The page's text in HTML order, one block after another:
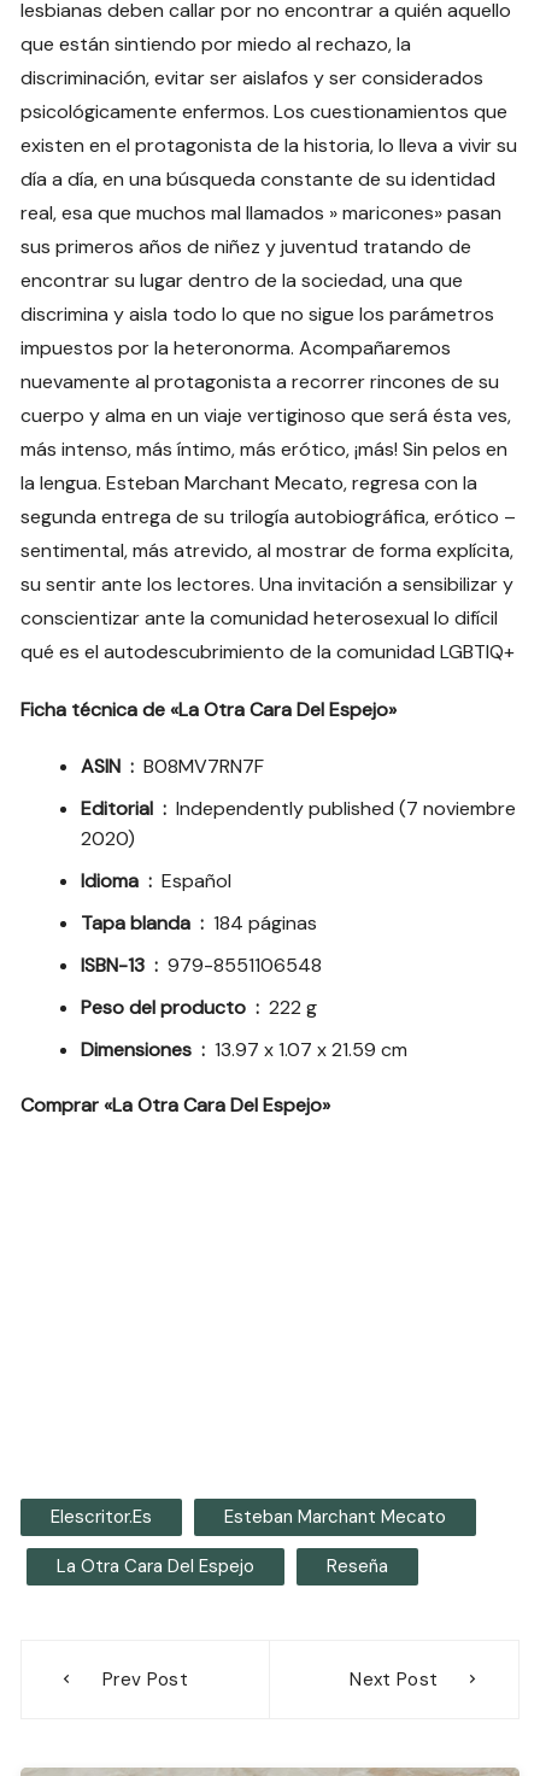
lesbianas deben callar por no encontrar a quién aquello
que están sintiendo por miedo al rechazo, la
discriminación, evitar ser aislafos y ser considerados
psicológicamente enfermos. Los cuestionamientos que
existen en el protagonista de la historia, lo lleva a vivir su
día a día, en una búsqueda constante de su identidad
real, esa que muchos mal llamados » maricones» pasan
sus primeros años de niñez y juventud tratando de
encontrar su lugar dentro de la sociedad, una que
discrimina y aisla todo lo que no sigue los parámetros
impuestos por la heteronorma. Acompañaremos
nuevamente al protagonista a recorrer rincones de su
cuerpo y alma en un viaje vertiginoso que será ésta ves,
más intenso, más íntimo, más erótico, ¡más! Sin pelos en
la lengua. Esteban Marchant Mecato, regresa con la
segunda entrega de su trilogía autobiográfica, erótico –
sentimental, más atrevido, al mostrar de forma explícita,
su sentir ante los lectores. Una invitación a sensibilizar y
conscientizar ante la comunidad heterosexual lo difícil
qué es el autodescubrimiento de la comunidad LGBTIQ+
Ficha técnica de «La Otra Cara Del Espejo»
ASIN ‏ : ‎B08MV7RN7F
Editorial ‏ : ‎Independently published (7 noviembre
2020)
Idioma ‏ : ‎Español
Tapa blanda ‏ : ‎184 páginas
ISBN-13 ‏ : ‎979-8551106548
Peso del producto ‏ : ‎222 g
Dimensiones ‏ : ‎13.97 x 1.07 x 21.59 cm
Comprar «La Otra Cara Del Espejo»
Elescritor.es Esteban Marchant Mecato
La Otra Cara Del Espejo Reseña
Prev Post Next Post